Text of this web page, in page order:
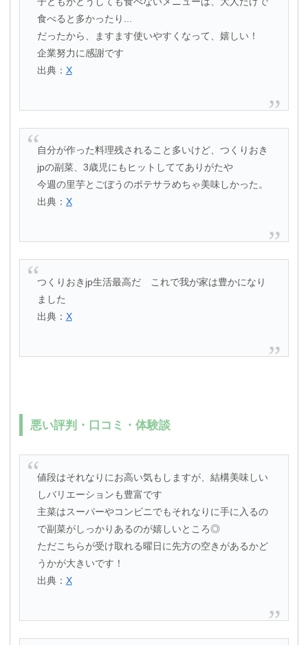
食べると多かったり...
だったから、ますます使いやすくなって、嬉しい！
企業努力に感謝です
出典： X
自分が作った料理残されること多いけど、つくりおき
jpの副菜、3歳児にもヒットしててありがたや
今週の里芋とごぼうのポテサラめちゃ美味しかった。
出典： X
つくりおきjp生活最高だ これで我が家は豊かになり
ました
出典： X
悪い評判・口コミ・体験談
値段はそれなりにお高い気もしますが、結構美味しい
しバリエーションも豊富です
主菜はスーパーやコンビニでもそれなりに手に入るの
で副菜がしっかりあるのが嬉しいところ◎
ただこちらが受け取れる曜日に先方の空きがあるかど
うかが大きいです！
出典： X